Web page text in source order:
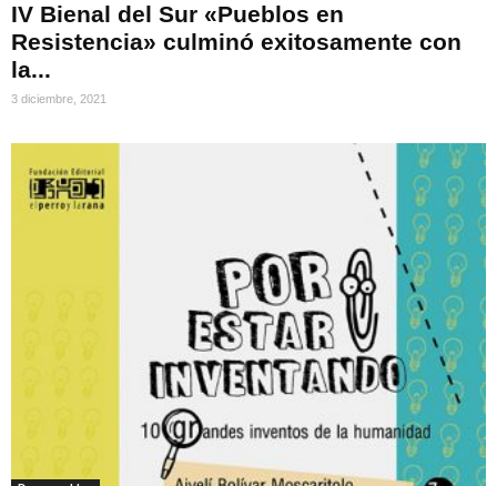
IV Bienal del Sur «Pueblos en
Resistencia» culminó exitosamente con
la...
3 diciembre, 2021